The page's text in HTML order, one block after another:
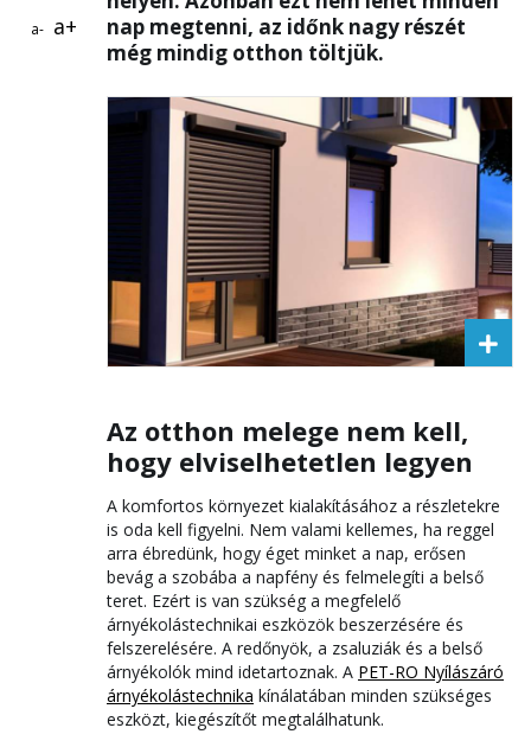
a- a+
nap megtenni, az időnk nagy részét
még mindig otthon töltjük.
Az otthon melege nem kell,
hogy elviselhetetlen legyen
A komfortos környezet kialakításához a részletekre
is oda kell figyelni. Nem valami kellemes, ha reggel
arra ébredünk, hogy éget minket a nap, erősen
bevág a szobába a napfény és felmelegíti a belső
teret. Ezért is van szükség a megfelelő
árnyékolástechnikai eszközök beszerzésére és
felszerelésére. A redőnyök, a zsaluziák és a belső
árnyékolók mind idetartoznak. A PET-RO Nyílászáró
árnyékolástechnika kínálatában minden szükséges
eszközt, kiegészítőt megtalálhatunk.